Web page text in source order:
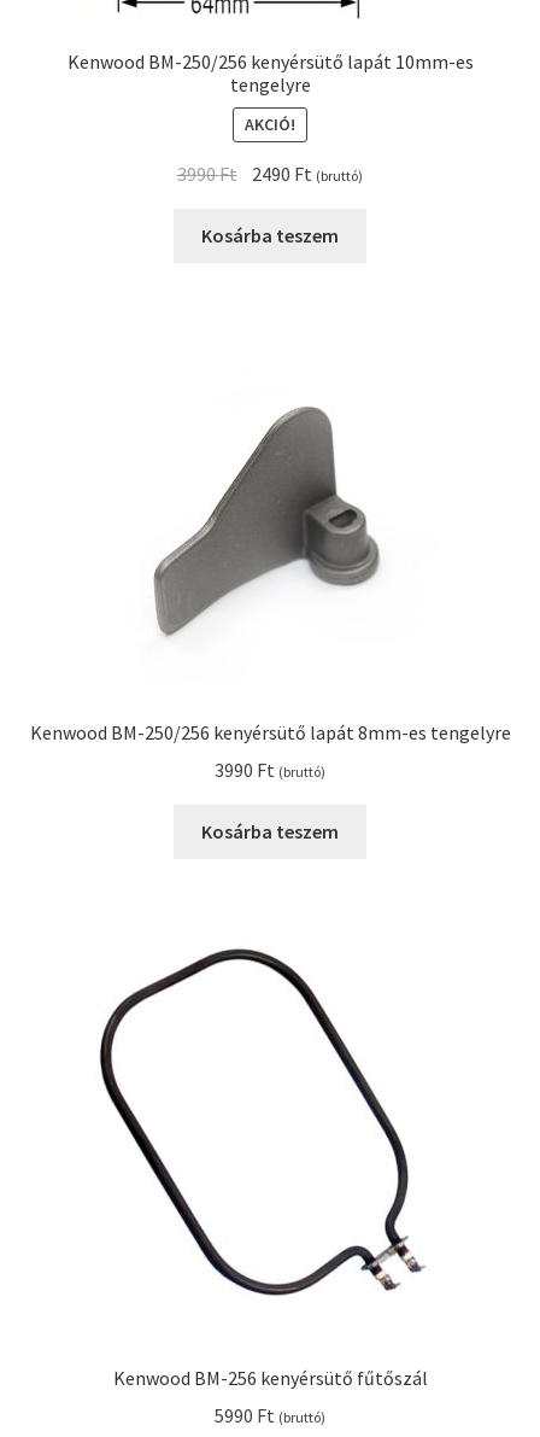
Kenwood BM-250/256 kenyérsütő lapát 10mm-es
tengelyre
AKCIÓ!
3990Ft Original
was:
2490 Ft Current
is:
(bruttó)
Kosárba teszem
Kenwood BM-250/256 kenyérsütő lapát 8mm-es tengelyre
3990 Ft (bruttó)
Kosárba teszem
Kenwood BM-256 kenyérsütő fűtőszál
5990 Ft (bruttó)